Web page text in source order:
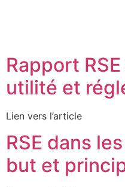
Rapport
utilité et
Lien vers l’article
RSE dans
but et